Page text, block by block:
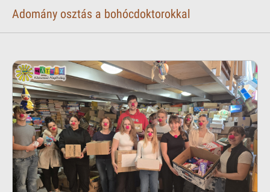
Adomány osztás a bohócdoktorokkal